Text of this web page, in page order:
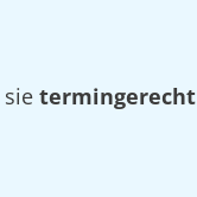
termingerecht